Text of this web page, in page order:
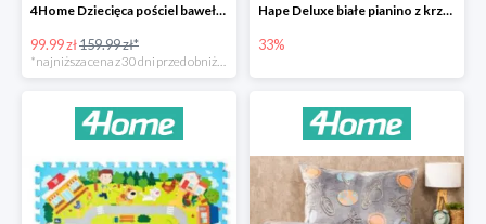
4Home Dziecięca pościel bawełniana Rainbow
99.99 zł159.99 zł*
*najniższa cena z 30 dni przed obniżką
Hape Deluxe białe pianino z krzesłem -33%
33%